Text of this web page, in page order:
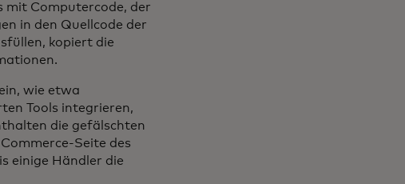
mit Computercode, der
in den Quellcode der
kopiert die
wie etwa
Tools integrieren,
die gefälschten
Seite des
einige Händler die